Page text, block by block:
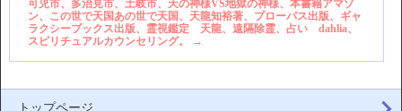
可児市、多治見市、土岐市、天の神様VS地獄の神様、本書籍アマゾ
ン、この世で天国あの世で天国、天龍知裕著、プローパス出版、ギャ
ラクシーブックス出版、霊視鑑定 天龍、遠隔除霊、占い dahlia、
スピリチュアルカウンセリング。
→
トップページ